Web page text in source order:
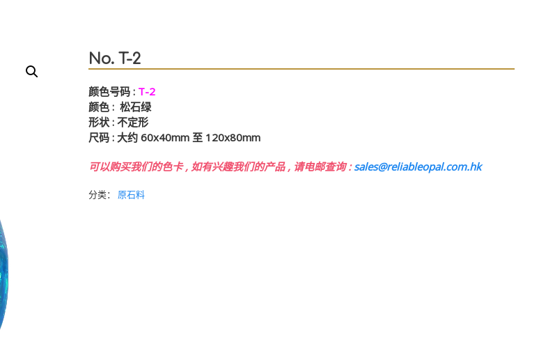
No. T-2
颜色号码 : T-2
颜色 : 松石绿
形状 :不定形
尺码 : 大约 60x40mm至 120x80mm
可以购买我们的色卡,如有兴趣我们的产品, 请电邮查询:sales@reliableopal.com.hk
分类： 原石料